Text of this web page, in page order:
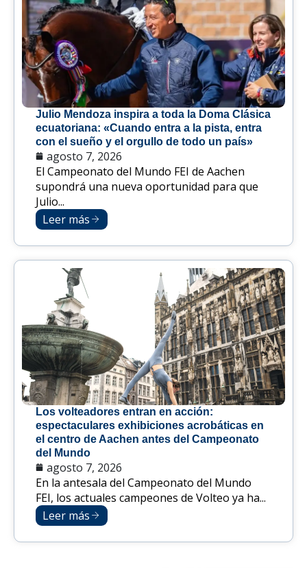
Julio Mendoza inspira a toda la Doma Clásica
ecuatoriana: «Cuando entra a la pista, entra
con el sueño y el orgullo de todo un país»
agosto 7, 2026
El Campeonato del Mundo FEI de Aachen
supondrá una nueva oportunidad para que
Julio...
Leer más
Los volteadores entran en acción:
espectaculares exhibiciones acrobáticas en
el centro de Aachen antes del Campeonato
del Mundo
agosto 7, 2026
En la antesala del Campeonato del Mundo
FEI, los actuales campeones de Volteo ya ha...
Leer más